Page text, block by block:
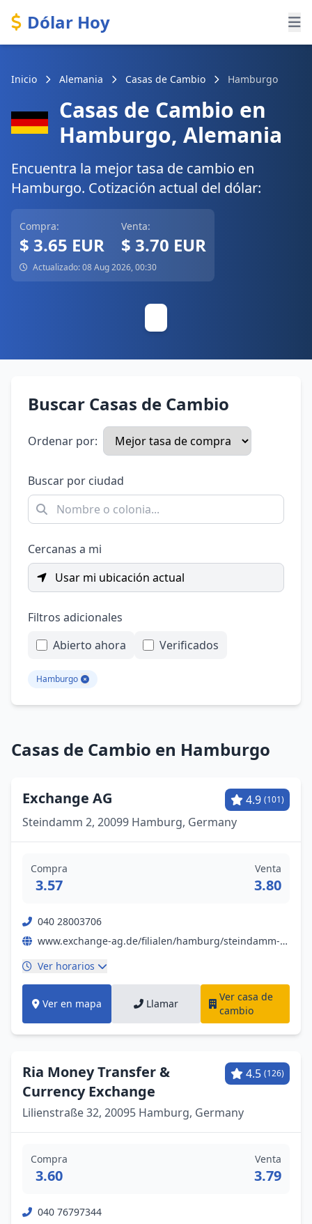
Dólar Hoy
Inicio Alemania Casas de Cambio Hamburgo
Casas de Cambio en
Hamburgo, Alemania
Encuentra la mejor tasa de cambio en
Hamburgo. Cotización actual del dólar:
Compra:
$ 3.65 EUR
Venta:
$ 3.70 EUR
Actualizado: 08 Aug 2026, 00:30
Buscar Casas de Cambio
Ordenar por:
Buscar por ciudad
Cercanas a mi
Usar mi ubicación actual
Filtros adicionales
Abierto ahora
Verificados
Hamburgo
Casas de Cambio en Hamburgo
Exchange AG 4.9 (101)
Steindamm 2, 20099 Hamburg, Germany
Compra
3.57
Venta
3.80
040 28003706
www.exchange-ag.de/filialen/hamburg/steindamm-am-hauptbahnhof
Ver horarios
Ver en mapa Llamar
Ver casa de
cambio
Ria Money Transfer &
Currency Exchange
4.5 (126)
Lilienstraße 32, 20095 Hamburg, Germany
Compra
3.60
Venta
3.79
040 76797344